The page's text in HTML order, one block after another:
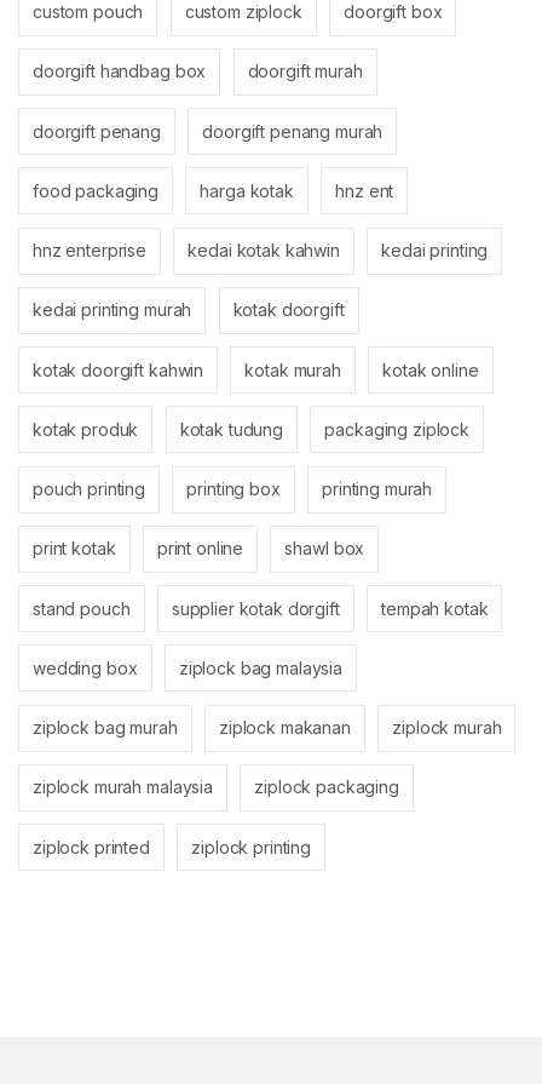
custom pouch custom ziplock doorgift box
doorgift handbag box doorgift murah
doorgift penang doorgift penang murah
food packaging harga kotak hnz ent
hnz enterprise kedai kotak kahwin kedai printing
kedai printing murah kotak doorgift
kotak doorgift kahwin kotak murah kotak online
kotak produk kotak tudung packaging ziplock
pouch printing printing box printing murah
print kotak print online shawl box
stand pouch supplier kotak dorgift tempah kotak
wedding box ziplock bag malaysia
ziplock bag murah ziplock makanan ziplock murah
ziplock murah malaysia ziplock packaging
ziplock printed ziplock printing